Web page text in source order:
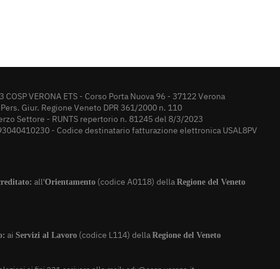
VERONA ETS - Corso Porta Nuova 96 - 37122 Verona
Pers. Giur. Regione Veneto DPR 361/2000 n. 110
Settore - RUNTS repertorio n. 81245 del 8/3/2023
- Codice destinatario fatturazione elettronica USAL8PV
all'Orientamento(codice A0118) della Regione del Veneto
ai Servizi al Lavoro(codice L114) della Regione del Veneto